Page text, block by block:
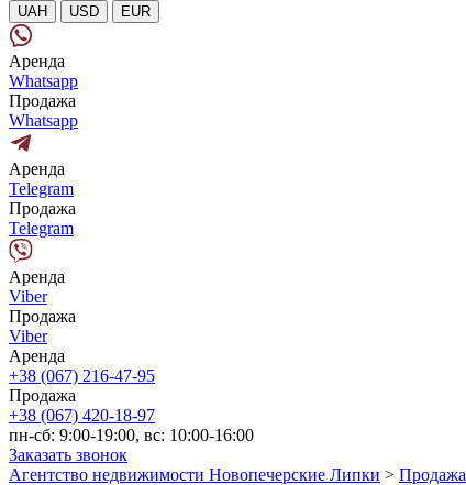
UAH USD EUR
Аренда
Whatsapp
Продажа
Whatsapp
Аренда
Telegram
Продажа
Telegram
Аренда
Viber
Продажа
Viber
Аренда
+38 (067) 216-47-95
Продажа
+38 (067) 420-18-97
пн-сб: 9:00-19:00, вс: 10:00-16:00
Заказать звонок
Агентство недвижимости Новопечерские Липки > Продажа